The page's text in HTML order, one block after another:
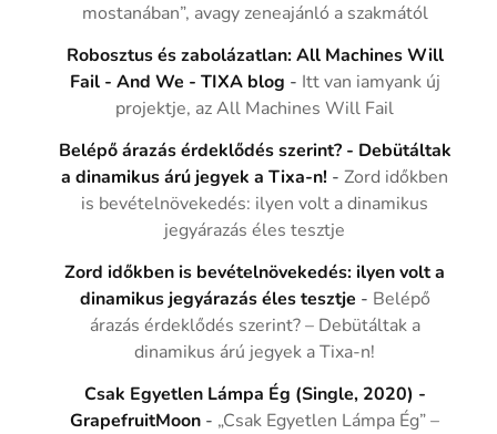
mostanában”, avagy zeneajánló a szakmától
Robosztus és zabolázatlan: All Machines Will
Fail - And We - TIXA blog - Itt van iamyank új
projektje, az All Machines Will Fail
Belépő árazás érdeklődés szerint? - Debütáltak
a dinamikus árú jegyek a Tixa-n! -Zord időkben
is bevételnövekedés: ilyen volt a dinamikus
jegyárazás éles tesztje
Zord időkben is bevételnövekedés: ilyen volt a
dinamikus jegyárazás éles tesztje - Belépő
árazás érdeklődés szerint? – Debütáltak a
dinamikus árú jegyek a Tixa-n!
Csak Egyetlen Lámpa Ég (Single, 2020) -
GrapefruitMoon - „Csak Egyetlen Lámpa Ég” –